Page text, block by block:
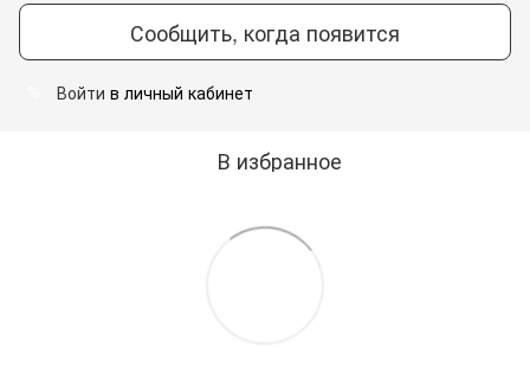
Сообщить, когда появится
Войти в личный кабинет
В избранное